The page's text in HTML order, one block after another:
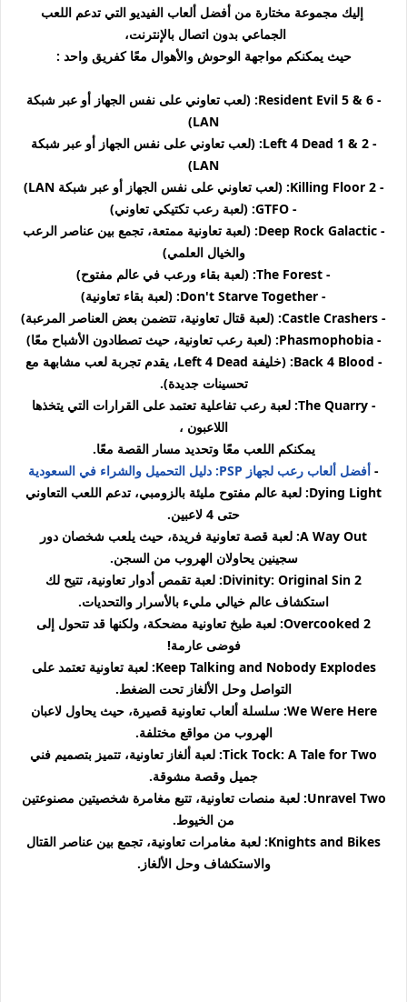
إليك مجموعة مختارة من أفضل ألعاب الفيديو التي تدعم اللعب
الجماعي بدون اتصال بالإنترنت،
حيث يمكنكم مواجهة الوحوش والأهوال معًا كفريق واحد :
- Resident Evil 5 & 6: (لعب تعاوني على نفس الجهاز أو عبر شبكة
LAN)
- Left 4 Dead 1 & 2: (لعب تعاوني على نفس الجهاز أو عبر شبكة
LAN)
- Killing Floor 2: (لعب تعاوني على نفس الجهاز أو عبر شبكة LAN)
- GTFO: (لعبة رعب تكتيكي تعاوني)
- Deep Rock Galactic: (لعبة تعاونية ممتعة، تجمع بين عناصر الرعب
والخيال العلمي)
- The Forest: (لعبة بقاء ورعب في عالم مفتوح)
- Don't Starve Together: (لعبة بقاء تعاونية)
- Castle Crashers: (لعبة قتال تعاونية، تتضمن بعض العناصر المرعبة)
- Phasmophobia: (لعبة رعب تعاونية، حيث تصطادون الأشباح معًا)
- Back 4 Blood: (خليفة Left 4 Dead، يقدم تجربة لعب مشابهة مع
تحسينات جديدة).
- The Quarry: لعبة رعب تفاعلية تعتمد على القرارات التي يتخذها
اللاعبون ،
يمكنكم اللعب معًا وتحديد مسار القصة معًا.
- أفضل ألعاب رعب لجهاز PSP: دليل التحميل والشراء في السعودية
Dying Light: لعبة عالم مفتوح مليئة بالزومبي، تدعم اللعب التعاوني
حتى 4 لاعبين.
A Way Out: لعبة قصة تعاونية فريدة، حيث يلعب شخصان دور
سجينين يحاولان الهروب من السجن.
Divinity: Original Sin 2: لعبة تقمص أدوار تعاونية، تتيح لك
استكشاف عالم خيالي مليء بالأسرار والتحديات.
Overcooked 2: لعبة طبخ تعاونية مضحكة، ولكنها قد تتحول إلى
فوضى عارمة!
Keep Talking and Nobody Explodes: لعبة تعاونية تعتمد على
التواصل وحل الألغاز تحت الضغط.
We Were Here: سلسلة ألعاب تعاونية قصيرة، حيث يحاول لاعبان
الهروب من مواقع مختلفة.
Tick Tock: A Tale for Two: لعبة ألغاز تعاونية، تتميز بتصميم فني
جميل وقصة مشوقة.
Unravel Two: لعبة منصات تعاونية، تتبع مغامرة شخصيتين مصنوعتين
من الخيوط.
Knights and Bikes: لعبة مغامرات تعاونية، تجمع بين عناصر القتال
والاستكشاف وحل الألغاز.